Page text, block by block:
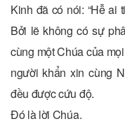
Kinh đã có nói: “Hễ ai
Bởi lẽ không có sự
cùng một Chúa của
người khẩn xin cùng
đều được cứu độ.
Ðó là lời Chúa.